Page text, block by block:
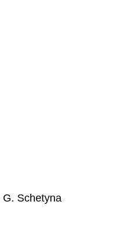
G. Schetyna